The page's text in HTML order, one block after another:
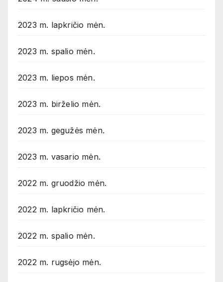
2023 m. lapkričio mėn.
2023 m. spalio mėn.
2023 m. liepos mėn.
2023 m. birželio mėn.
2023 m. gegužės mėn.
2023 m. vasario mėn.
2022 m. gruodžio mėn.
2022 m. lapkričio mėn.
2022 m. spalio mėn.
2022 m. rugsėjo mėn.